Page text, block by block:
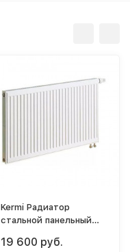
Kermi Радиатор
стальной панельный
22х500х1000
19 600 руб.